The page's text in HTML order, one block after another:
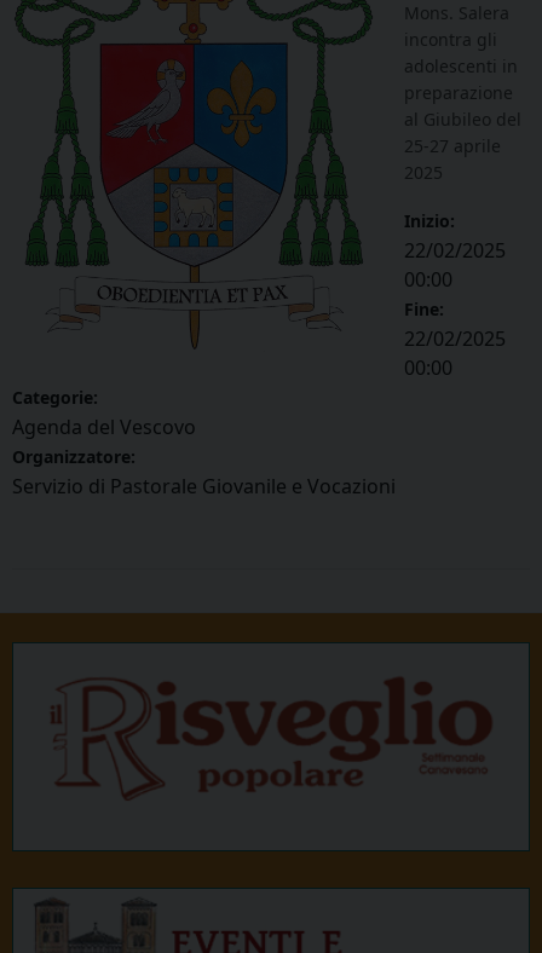
Mons. Salera
incontra gli
adolescenti in
preparazione
al Giubileo del
25-27 aprile
2025
Inizio:
22/02/2025
00:00
Fine:
22/02/2025
00:00
Categorie:
Agenda del Vescovo
Organizzatore:
Servizio di Pastorale Giovanile e Vocazioni